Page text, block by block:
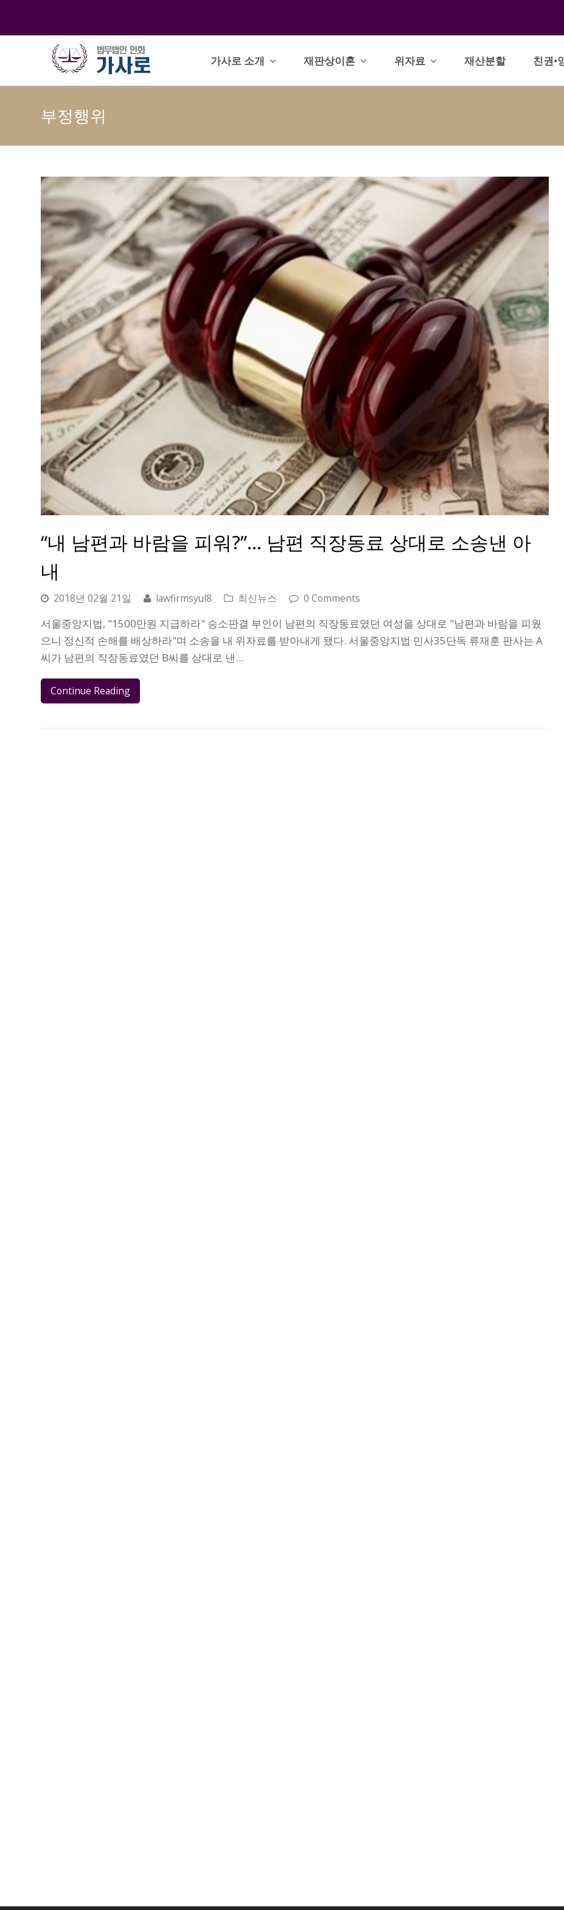
가사로 소개 재판상이혼 위자료 재산분할 친권•
부정행위
“내 남편과 바람을 피워?”… 남편 직장동료 상대로 소송낸 아
내
2018년 02월 21일 lawfirmsyul8 최신뉴스 0 Comments
서울중앙지법, "1500만원 지급하라" 승소판결 부인이 남편의 직장동료였던 여성을 상대로 "남편과 바람을 피웠
으니 정신적 손해를 배상하라"며 소송을 내 위자료를 받아내게 됐다. 서울중앙지법 민사35단독 류재훈 판사는 A
씨가 남편의 직장동료였던 B씨를 상대로 낸…
Continue Reading